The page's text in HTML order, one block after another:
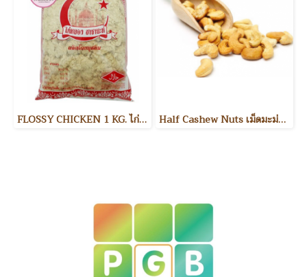
FLOSSY CHICKEN 1 KG. ไก่หยอง Half Cashew Nuts เม็ดมะม่วงหิมพานต์แบ่งครึ่ง